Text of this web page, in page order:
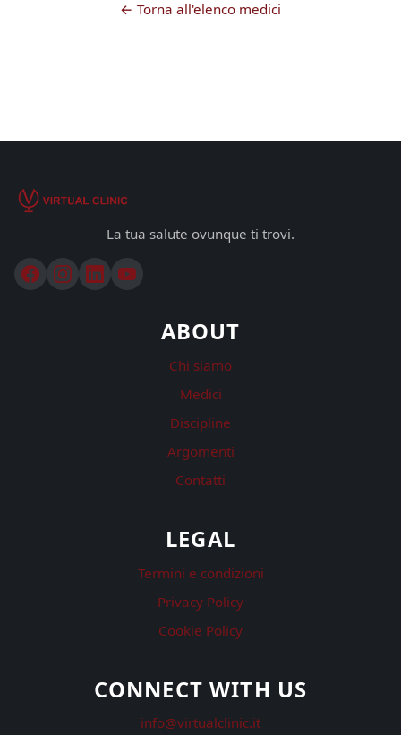
← Torna all'elenco medici
La tua salute ovunque ti trovi.
ABOUT
Chi siamo
Medici
Discipline
Argomenti
Contatti
LEGAL
Termini e condizioni
Privacy Policy
Cookie Policy
CONNECT WITH US
info@virtualclinic.it